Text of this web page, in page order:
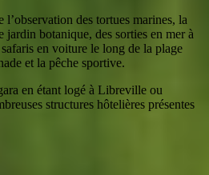
des tortues marines, la
jardin botanique, des sorties en mer à
en voiture le long de la plage
et la pêche sportive.
en étant logé à Libreville ou
structures hôtelières présentes